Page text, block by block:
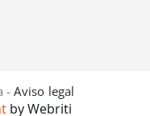
-Aviso legal
by Webriti